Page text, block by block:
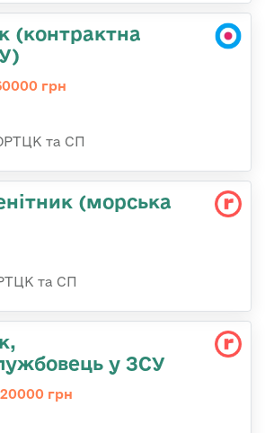
(контрактна
грн
та СП
(морська
та СП
у ЗСУ
грн